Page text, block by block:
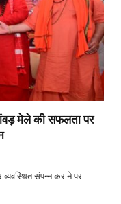
मेले की सफलता पर
संपन्न कराने पर